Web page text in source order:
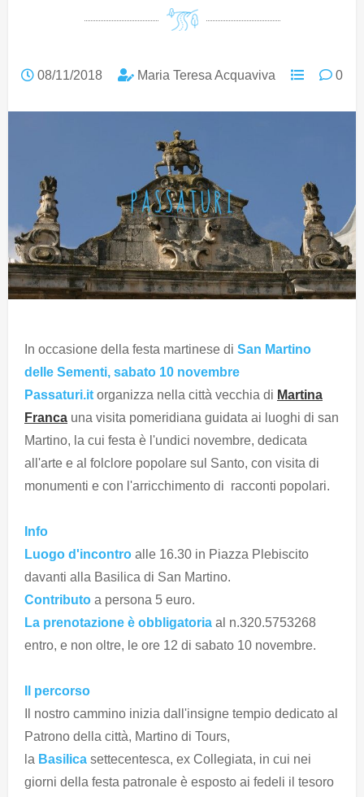
08/11/2018 Maria Teresa Acquaviva 0
In occasione della festa martinese di San Martino
delle Sementi, sabato 10 novembre
Passaturi.it organizza nella città vecchia di Martina
Franca una visita pomeridiana guidata ai luoghi di san
Martino, la cui festa è l'undici novembre, dedicata
all'arte e al folclore popolare sul Santo, con visita di
monumenti e con l'arricchimento di racconti popolari.
Info
Luogo d'incontro alle 16.30 in Piazza Plebiscito
davanti alla Basilica di San Martino.
Contributo a persona 5 euro.
La prenotazione è obbligatoria al n.320.5753268
entro, e non oltre, le ore 12 di sabato 10 novembre.
Il percorso
Il nostro cammino inizia dall'insigne tempio dedicato al
Patrono della città, Martino di Tours,
la Basilica settecentesca, ex Collegiata, in cui nei
giorni della festa patronale è esposto ai fedeli il tesoro